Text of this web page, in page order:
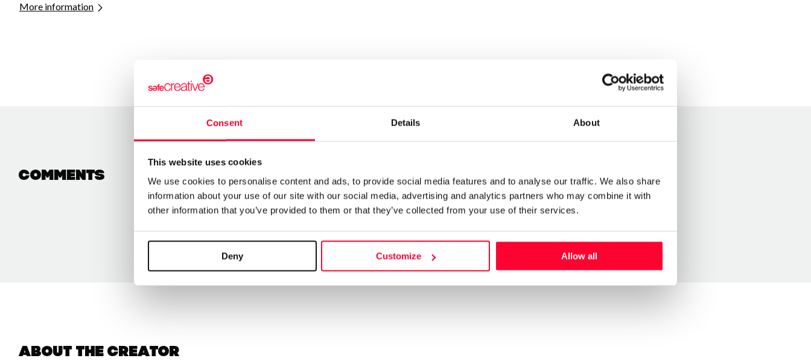
Consent Details About
This website uses cookies
We use cookies to personalise content and ads, to provide social media features and to analyse our traffic. We also share
information about your use of our site with our social media, advertising and analytics partners who may combine it with
other information that you’ve provided to them or that they’ve collected from your use of their services.
Deny Customize Allow all
More information
Comments
About the creator